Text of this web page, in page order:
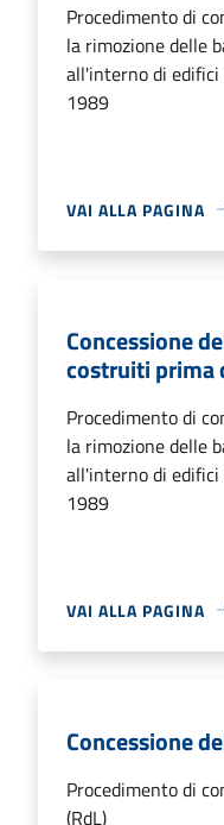
Procedimento di
la rimozione delle
all'interno di
1989
VAI ALLA PAGINA
Concessione
costruiti prima
Procedimento di
la rimozione delle
all'interno di
1989
VAI ALLA PAGINA
Concessione
Procedimento di
(RdL)